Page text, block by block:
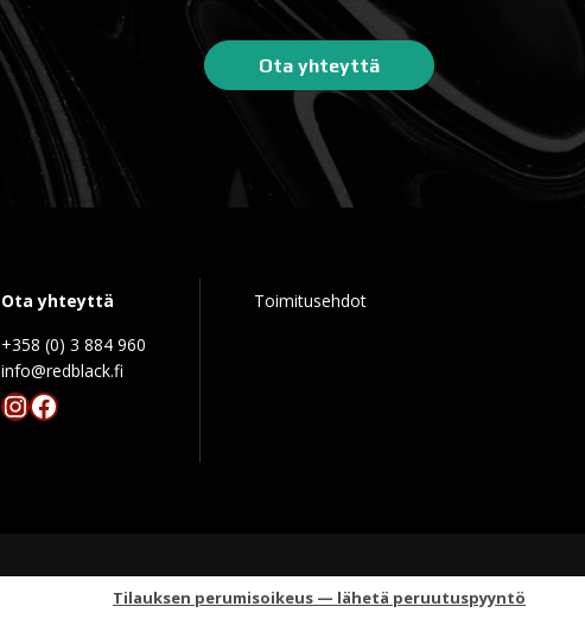
Ota yhteyttä
Ota yhteyttä
+358 (0) 3 884 960
info@redblack.f
Instagram
Facebook
Toimitusehdot
Tilauksen perumisoikeus — lähetä peruutuspyyntö